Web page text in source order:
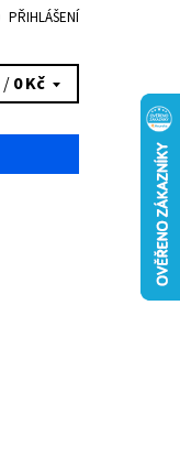
PŘIHLÁŠENÍ
/0 Kč